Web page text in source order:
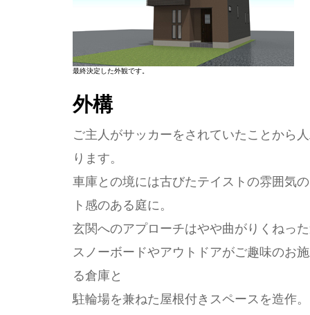
最終決定した外観です。
外構
ご主人がサッカーをされていたことから
ります。
車庫との境には古びたテイストの雰囲気
ト感のある庭に。
玄関へのアプローチはやや曲がりくねっ
スノーボードやアウトドアがご趣味のお
る倉庫と
駐輪場を兼ねた屋根付きスペースを造作